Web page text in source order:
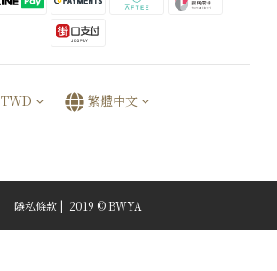
TWD 繁體中文
隱私條款 | 2019 © BWYA